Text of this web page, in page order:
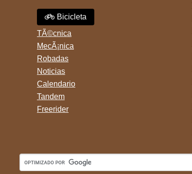
Bicicleta
TÃ©cnica
MecÃ¡nica
Robadas
Noticias
Calendario
Tandem
Freerider